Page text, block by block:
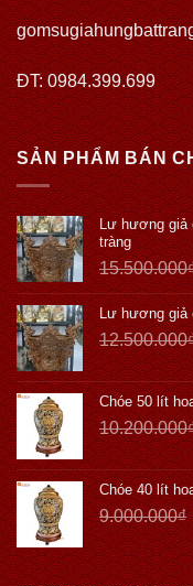
ĐT: 0984.399.699
SẢN PHẨM BÁN
Lư hương giả
tràng
15.500.000
Lư hương giả
12.500.000
Chóe 50 lít
10.200.000
Chóe 40 lít
9.000.000₫